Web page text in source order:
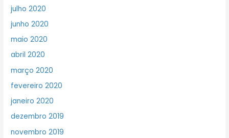
julho 2020
junho 2020
maio 2020
abril 2020
março 2020
fevereiro 2020
janeiro 2020
dezembro 2019
novembro 2019